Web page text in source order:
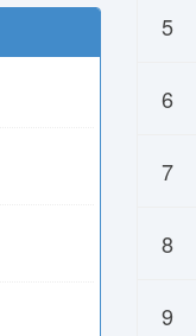
5
6
7
8
9